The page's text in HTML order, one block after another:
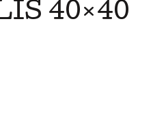
40×40